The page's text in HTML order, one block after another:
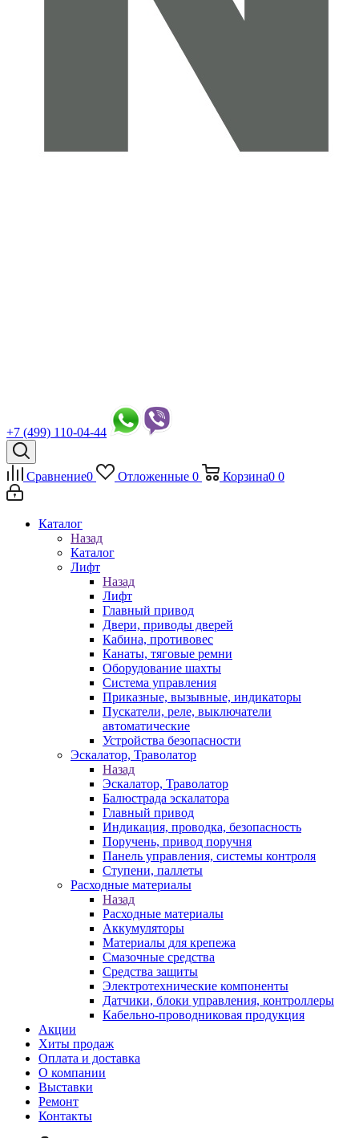
+7 (499) 110-04-44
Сравнение0 Отложенные 0 Корзина0 0
Каталог
Назад
Каталог
Лифт
Назад
Лифт
Главный привод
Двери, приводы дверей
Кабина, противовес
Канаты, тяговые ремни
Оборудование шахты
Система управления
Приказные, вызывные, индикаторы
Пускатели, реле, выключатели
автоматические
Устройства безопасности
Эскалатор, Траволатор
Назад
Эскалатор, Траволатор
Балюстрада эскалатора
Главный привод
Индикация, проводка, безопасность
Поручень, привод поручня
Панель управления, системы контроля
Ступени, паллеты
Расходные материалы
Назад
Расходные материалы
Аккумуляторы
Материалы для крепежа
Смазочные средства
Средства защиты
Электротехнические компоненты
Датчики, блоки управления, контроллеры
Кабельно-проводниковая продукция
Акции
Хиты продаж
Оплата и доставка
О компании
Выставки
Ремонт
Контакты